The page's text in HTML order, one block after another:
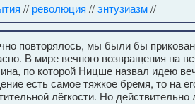
// революция //энтузиазм//
повторялось, мы были бы
В мире вечного возвращения на
по которой Ницше назвал идею
есть самое тяжкое бремя, то на
лёгкости. Но